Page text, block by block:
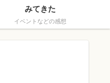
みてきた
イベントなどの感想